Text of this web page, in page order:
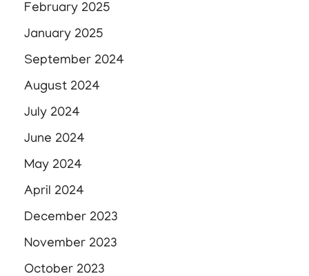
February 2025
January 2025
September 2024
August 2024
July 2024
June 2024
May 2024
April 2024
December 2023
November 2023
October 2023